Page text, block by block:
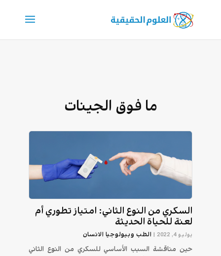
ما فوق الجينات
السكري من النوع الثاني: امتياز تطوري أم
لعنة للحياة الحديثة
يوليو 4, 2022 | الطب وبيولوجيا الانسان
حين مناقشة السبب الأساسي للسكري من النوع الثاني